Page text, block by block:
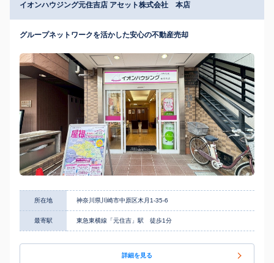
イオンハウジング元住吉店 アセット株式会社 本店
グループネットワークを活かした安心の不動産売却
所在地 神奈川県川崎市中原区木月1-35-6
最寄駅 東急東横線「元住吉」駅 徒歩1分
詳細を見る